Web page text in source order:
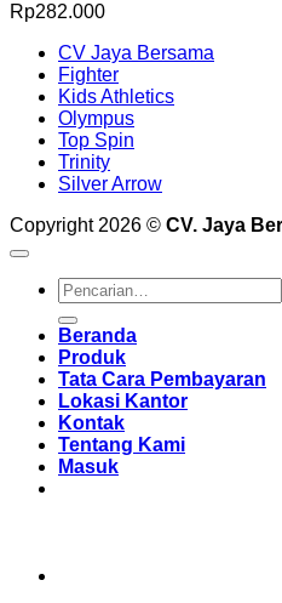
Rp282.000
CV Jaya Bersama
Fighter
Kids Athletics
Olympus
Top Spin
Trinity
Silver Arrow
Copyright 2026 © CV. Jaya
Pencarian
untuk:
Beranda
Produk
Tata Cara Pembayaran
Lokasi Kantor
Kontak
Tentang Kami
Masuk